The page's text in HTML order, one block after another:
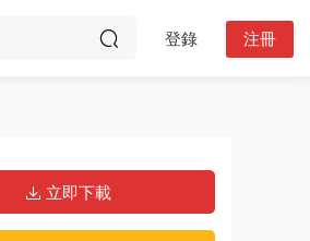
登錄 注冊
立即下載